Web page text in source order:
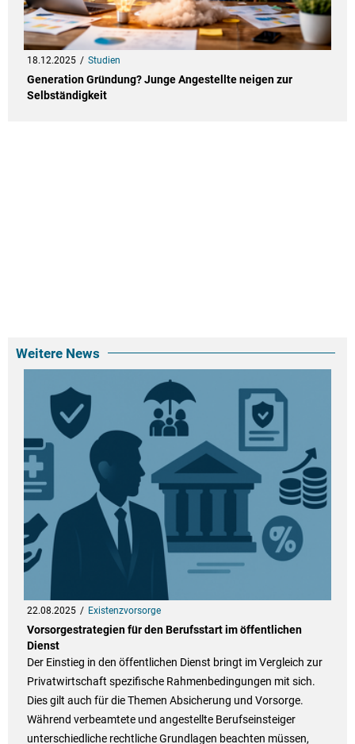
18.12.2025 Studien
Generation Gründung? Junge Angestellte neigen zur
Selbständigkeit
Weitere News
22.08.2025 Existenzvorsorge
Vorsorgestrategien für den Berufsstart im öffentlichen
Dienst
Der Einstieg in den öffentlichen Dienst bringt im Vergleich zur
Privatwirtschaft spezifische Rahmenbedingungen mit sich.
Dies gilt auch für die Themen Absicherung und Vorsorge.
Während verbeamtete und angestellte Berufseinsteiger
unterschiedliche rechtliche Grundlagen beachten müssen,